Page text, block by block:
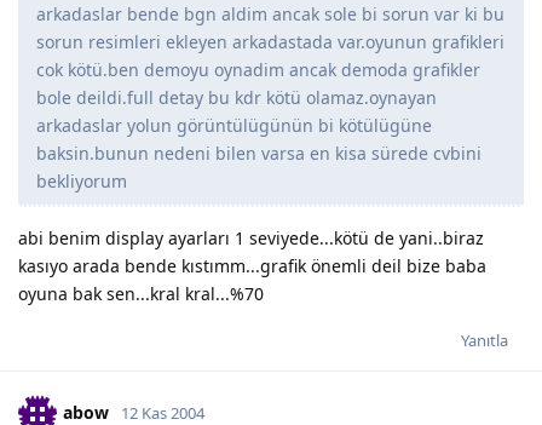
arkadaslar bende bgn aldim ancak sole bi sorun var ki bu
sorun resimleri ekleyen arkadastada var.oyunun grafikleri
cok kötü.ben demoyu oynadim ancak demoda grafikler
bole deildi.full detay bu kdr kötü olamaz.oynayan
arkadaslar yolun görüntülügünün bi kötülügüne
baksin.bunun nedeni bilen varsa en kisa sürede cvbini
bekliyorum
abi benim display ayarları 1 seviyede...kötü de yani..biraz
kasıyo arada bende kıstımm...grafik önemli deil bize baba
oyuna bak sen...kral kral...%70
Yanıtla
abow 12 Kas 2004